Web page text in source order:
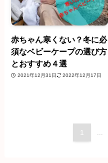
赤ちゃん寒くない？冬に必
須なベビーケープの選び方
とおすすめ４選
2021年12月31日 2022年12月17日
1